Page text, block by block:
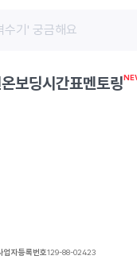
보딩시간표멘토링
업자등록번호129-88-02423